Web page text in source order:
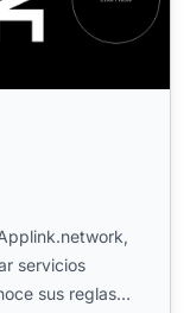
servicios
sus reglas